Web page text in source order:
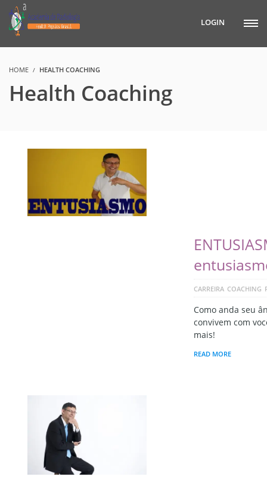
LOGIN
HOME HEALTH COACHING
Health Coaching
CARREIRA COACHING
Como anda seu
convivem com
mais!
READ MORE